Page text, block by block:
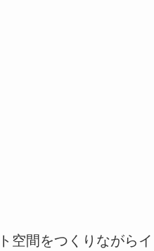
空間をつくりながらイ